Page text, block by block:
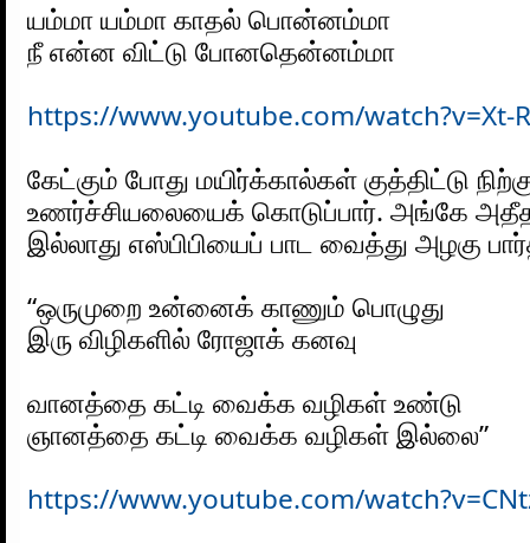
யம்மா யம்மா காதல் பொன்னம்மா
நீ என்ன விட்டு போனதென்னம்மா
https://www.youtube.com/watch?v=Xt-
கேட்கும் போது மயிர்க்கால்கள் குத்திட்டு
உணர்ச்சியலையைக் கொடுப்பார். அங்கே அதீத
இல்லாது எஸ்பிபியைப் பாட வைத்து அழகு
“ஒருமுறை உன்னைக் காணும் பொழுது
இரு விழிகளில் ரோஜாக் கனவு
வானத்தை கட்டி வைக்க வழிகள் உண்டு
ஞானத்தை கட்டி வைக்க வழிகள் இல்லை”
https://www.youtube.com/